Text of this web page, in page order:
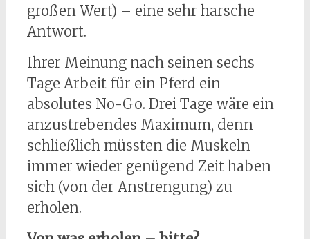
großen Wert) – eine sehr harsche
Antwort.
Ihrer Meinung nach seinen sechs
Tage Arbeit für ein Pferd ein
absolutes No-Go. Drei Tage wäre ein
anzustrebendes Maximum, denn
schließlich müssten die Muskeln
immer wieder genügend Zeit haben
sich (von der Anstrengung) zu
erholen.